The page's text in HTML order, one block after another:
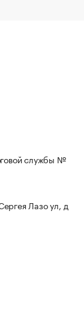
службы №
Лазо ул, д